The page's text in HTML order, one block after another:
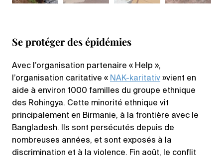
Se protéger des épidémies
Avec l’organisation partenaire « Help »,
l’organisation caritative « NAK-karitativ »vient en
aide à environ 1000 familles du groupe ethnique
des Rohingya. Cette minorité ethnique vit
principalement en Birmanie, à la frontière avec le
Bangladesh. Ils sont persécutés depuis de
nombreuses années, et sont exposés à la
discrimination et à la violence. Fin août, le conflit